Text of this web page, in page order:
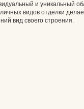
и уникальный
видов отделки
вид своего строения.